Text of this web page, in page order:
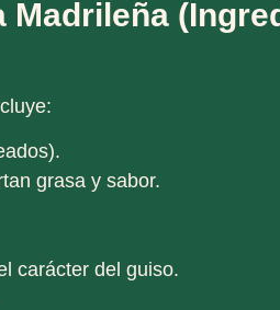
Madrileña
grasa y sabor.
carácter del guiso.